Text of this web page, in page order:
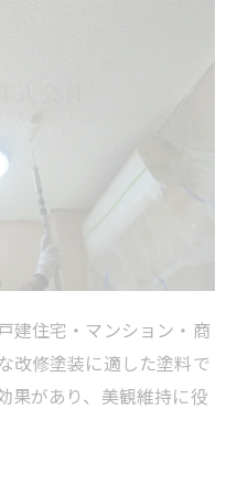
建住宅・マンション・商
改修塗装に適した塗料で
果があり、美観維持に役